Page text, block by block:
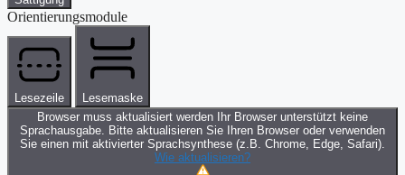
Orientierungsmodule
Lesezeile
Lesemaske
Browser muss aktualisiert werden
Ihr Browser unterstützt keine
Sprachausgabe. Bitte aktualisieren Sie Ihren Browser oder verwenden
Sie einen mit aktivierter Sprachsynthese (z.B. Chrome, Edge, Safari).
Wie aktualisieren?